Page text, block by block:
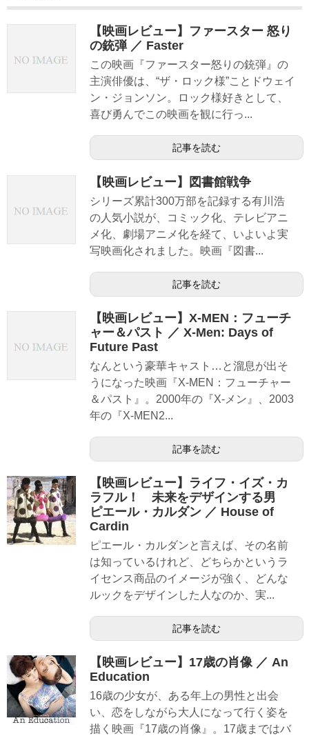
【映画レビュー】ファースター 怒り
の銃弾 ／ Faster
この映画『ファースター怒りの銃弾』の
主演俳優は、“ザ・ロック様”ことドウェイ
ン・ジョンソン。ロック様好きとして、
喜び勇んでこの映画を観に行っ...
記事を読む
【映画レビュー】図書館戦争
シリーズ累計300万部を記録する有川浩
の人気小説が、コミック化、テレビアニ
メ化、劇場アニメ化を経て、いよいよ実
写映画化されました。映画『図書...
記事を読む
【映画レビュー】X-MEN：フューチ
ャー＆パスト ／ X-Men: Days of
Future Past
なんという豪華キャスト…と溜息が出そ
うになった映画『X-MEN：フューチャー
＆パスト』。2000年の『X-メン』、2003
年の『X-MEN2...
記事を読む
【映画レビュー】ライフ・イズ・カ
ラフル！ 未来をデザインする男
ピエール・カルダン ／ House of
Cardin
ピエール・カルダンと言えば、その名前
は知っているけれど、どちらかというラ
イセンス商品のイメージが強く、どんな
ルックをデザインした人なのか、実...
記事を読む
【映画レビュー】17歳の肖像 ／ An
Education
16歳の少女が、ある年上の男性と出会
い、恋をしながら大人になって行く姿を
描く映画『17歳の肖像』。17歳まではバ